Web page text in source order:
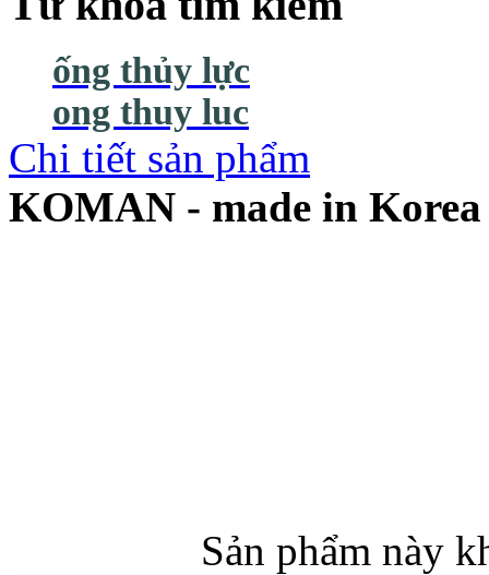
ống thủy lực
ong thuy luc
Chi tiết sản phẩm
KOMAN - made in Korea
Sản phẩm này